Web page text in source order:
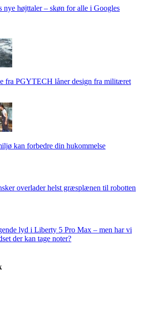
nye højttaler – skøn for alle i Googles
fra PGYTECH låner design fra militæret
kan forbedre din hukommelse
overlader helst græsplænen til robotten
lyd i Liberty 5 Pro Max – men har vi
der kan tage noter?